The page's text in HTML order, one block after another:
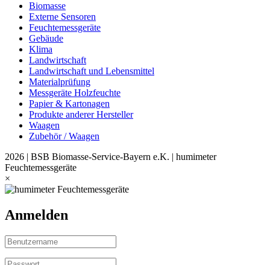
Biomasse
Externe Sensoren
Feuchtemessgeräte
Gebäude
Klima
Landwirtschaft
Landwirtschaft und Lebensmittel
Materialprüfung
Messgeräte Holzfeuchte
Papier & Kartonagen
Produkte anderer Hersteller
Waagen
Zubehör / Waagen
2026 | BSB Biomasse-Service-Bayern e.K. | humimeter
Feuchtemessgeräte
×
Anmelden